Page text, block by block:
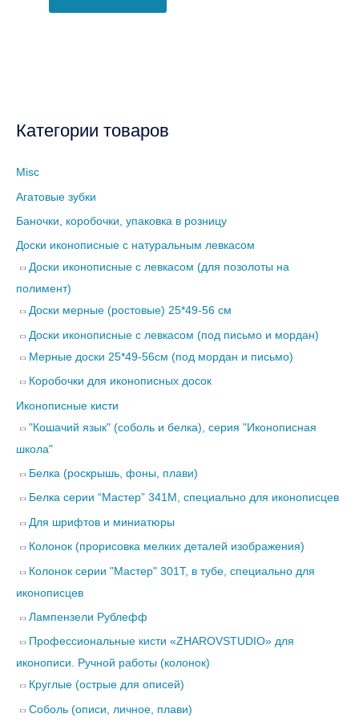
Категории товаров
Misc
Агатовые зубки
Баночки, коробочки, упаковка в розницу
Доски иконописные с натуральным левкасом
Доски иконописные с левкасом (для позолоты на
полимент)
Доски мерные (ростовые) 25*49-56 см
Доски иконописные с левкасом (под письмо и мордан)
Мерные доски 25*49-56см (под мордан и письмо)
Коробочки для иконописных досок
Иконописные кисти
"Кошачий язык" (соболь и белка), серия "Иконописная
школа"
Белка (роскрышь, фоны, плави)
Белка серии “Мастер” 341М, специально для иконописцев
Для шрифтов и миниатюры
Колонок (прорисовка мелких деталей изображения)
Колонок серии "Мастер" 301Т, в тубе, специально для
иконописцев
Лампензели Рублефф
Профессиональные кисти «ZHAROVSTUDIO» для
иконописи. Ручной работы (колонок)
Круглые (острые для описей)
Соболь (описи, личное, плави)